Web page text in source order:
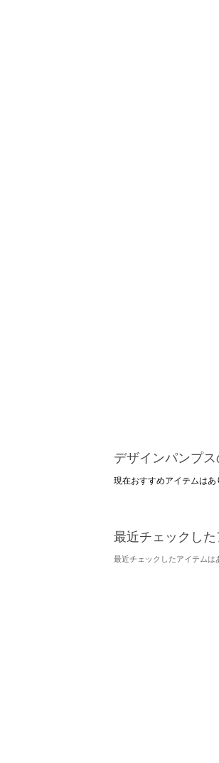
デザインパンプ
現在おすすめアイテムはあ
最近チェックした
最近チェックしたアイテムは